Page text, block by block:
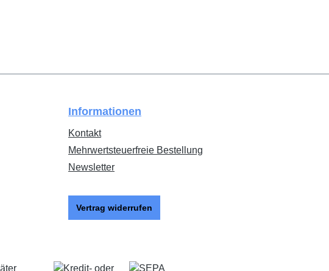
Informationen
Kontakt
Mehrwertsteuerfreie Bestellung
Newsletter
Vertrag widerrufen